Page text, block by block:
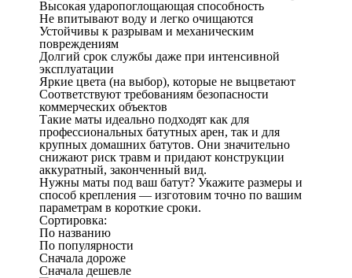
Высокая ударопоглощающая способность
Не впитывают воду и легко очищаются
Устойчивы к разрывам и механическим
повреждениям
Долгий срок службы даже при интенсивной
эксплуатации
Яркие цвета (на выбор), которые не выцветают
Соответствуют требованиям безопасности
коммерческих объектов
Такие маты идеально подходят как для
профессиональных батутных арен, так и для
крупных домашних батутов. Они значительно
снижают риск травм и придают конструкции
аккуратный, законченный вид.
Нужны маты под ваш батут? Укажите размеры и
способ крепления — изготовим точно по вашим
параметрам в короткие сроки.
Сортировка:
По названию
По популярности
Сначала дороже
Сначала дешевле